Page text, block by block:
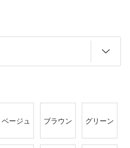
ベージュ ブラウン グリーン